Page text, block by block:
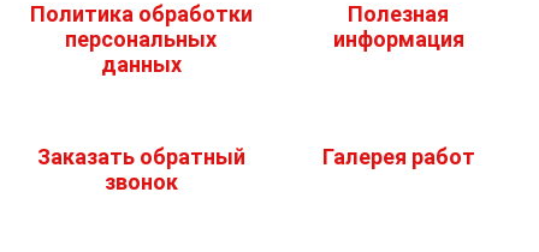
Политика обработки
персональных
данных
Полезная
информация
Заказать обратный
звонок
Галерея работ